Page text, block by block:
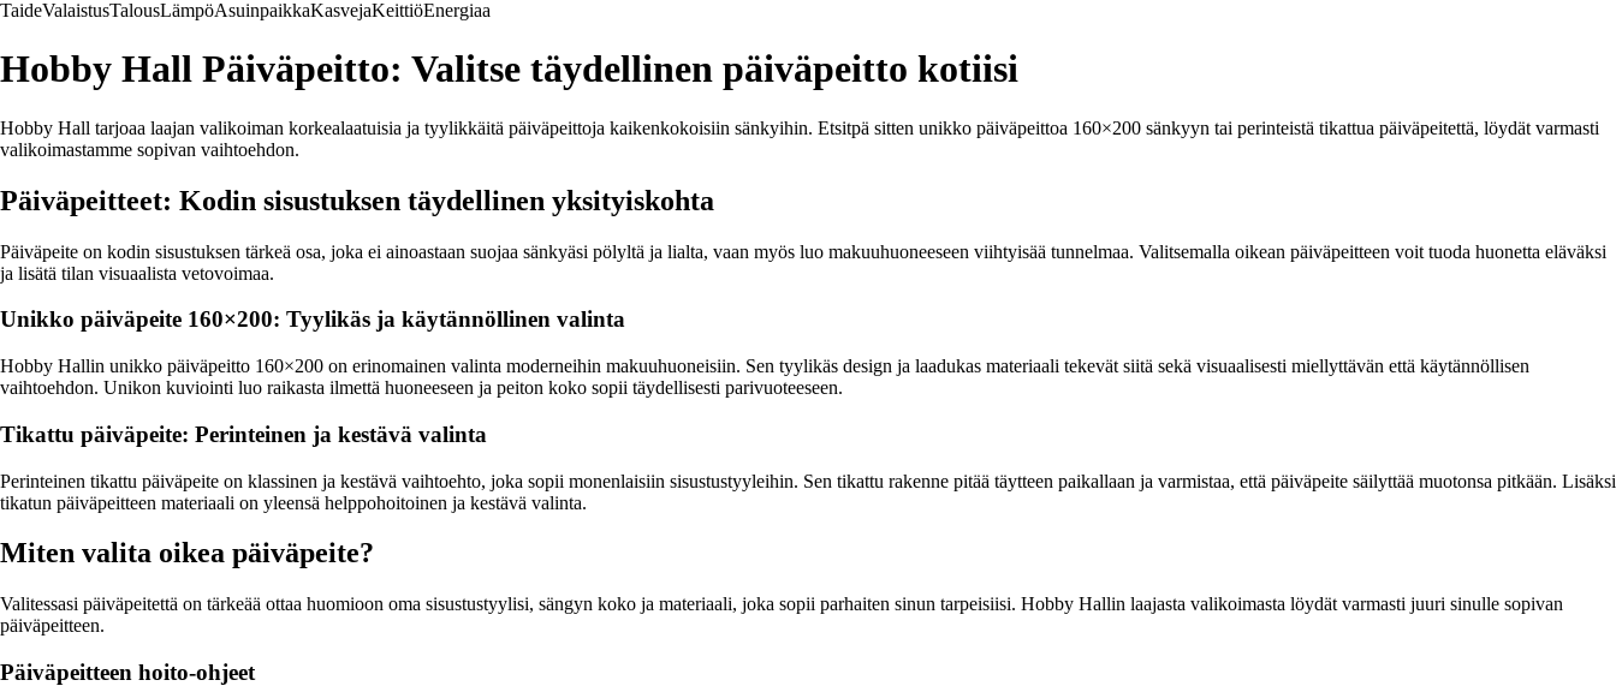
TaideValaistusTalousLämpöAsuinpaikkaKasvejaKeittiöEnergiaa
Hobby Hall Päiväpeitto: Valitse täydellinen päiväpeitto kotiisi
Hobby Hall tarjoaa laajan valikoiman korkealaatuisia ja tyylikkäitä päiväpeittoja kaikenkokoisiin sänkyihin. Etsitpä sitten unikko päiväpeittoa 160×200 sänkyyn tai perinteistä tikattua päiväpeitettä, löydät varmasti
valikoimastamme sopivan vaihtoehdon.
Päiväpeitteet: Kodin sisustuksen täydellinen yksityiskohta
Päiväpeite on kodin sisustuksen tärkeä osa, joka ei ainoastaan suojaa sänkyäsi pölyltä ja lialta, vaan myös luo makuuhuoneeseen viihtyisää tunnelmaa. Valitsemalla oikean päiväpeitteen voit tuoda huonetta eläväksi
ja lisätä tilan visuaalista vetovoimaa.
Unikko päiväpeite 160×200: Tyylikäs ja käytännöllinen valinta
Hobby Hallin unikko päiväpeitto 160×200 on erinomainen valinta moderneihin makuuhuoneisiin. Sen tyylikäs design ja laadukas materiaali tekevät siitä sekä visuaalisesti miellyttävän että käytännöllisen
vaihtoehdon. Unikon kuviointi luo raikasta ilmettä huoneeseen ja peiton koko sopii täydellisesti parivuoteeseen.
Tikattu päiväpeite: Perinteinen ja kestävä valinta
Perinteinen tikattu päiväpeite on klassinen ja kestävä vaihtoehto, joka sopii monenlaisiin sisustustyyleihin. Sen tikattu rakenne pitää täytteen paikallaan ja varmistaa, että päiväpeite säilyttää muotonsa pitkään. Lisäksi
tikatun päiväpeitteen materiaali on yleensä helppohoitoinen ja kestävä valinta.
Miten valita oikea päiväpeite?
Valitessasi päiväpeitettä on tärkeää ottaa huomioon oma sisustustyylisi, sängyn koko ja materiaali, joka sopii parhaiten sinun tarpeisiisi. Hobby Hallin laajasta valikoimasta löydät varmasti juuri sinulle sopivan
päiväpeitteen.
Päiväpeitteen hoito-ohjeet